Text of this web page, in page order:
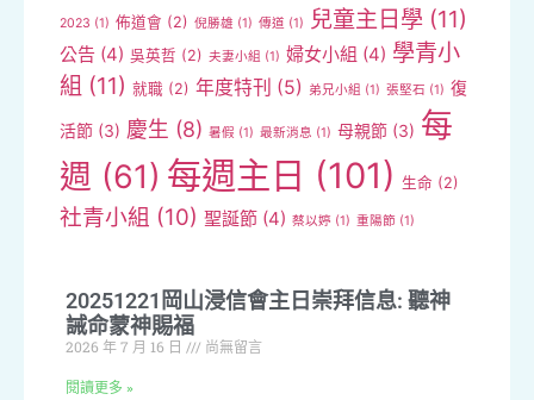
2023 (1) 佈道會 (2) 倪勝雄 (1) 傳道 (1) 兒童主日學 (11)
公告 (4) 吳英哲 (2) 夫妻小組 (1) 婦女小組 (4) 學青小
組 (11) 就職 (2) 年度特刊 (5) 弟兄小組 (1) 張堅石 (1) 復
活節 (3) 慶生 (8) 暑假 (1) 最新消息 (1) 母親節 (3) 每
週 (61) 每週主日 (101) 生命 (2)
社青小組 (10) 聖誕節 (4) 蔡以婷 (1) 重陽節 (1)
20251221岡山浸信會主日崇拜信息: 聽神
誡命蒙神賜福
2026 年 7 月 16 日 尚無留言
閱讀更多 »